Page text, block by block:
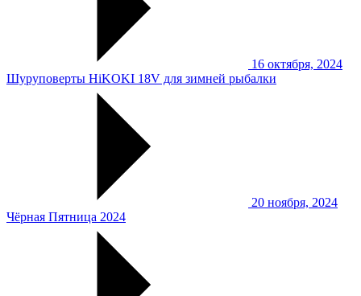
16 октября, 2024
Шуруповерты HiKOKI 18V для зимней рыбалки
20 ноября, 2024
Чёрная Пятница 2024